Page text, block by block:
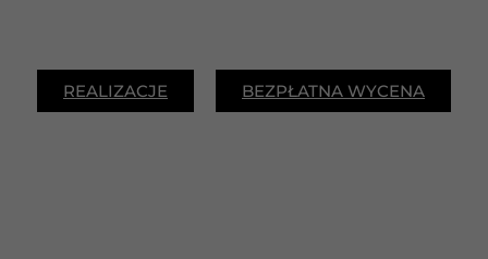
REALIZACJE BEZPŁATNA WYCENA